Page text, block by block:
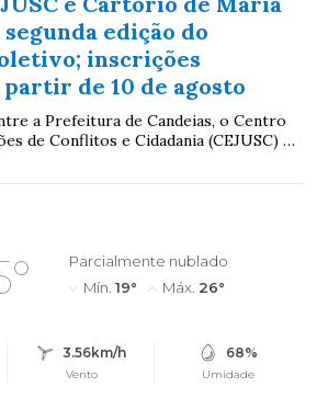
edição do
inscrições
de 10 de agosto
a Prefeitura de Candeias, o Centro
de Conflitos e Cidadania (CEJUSC) e
Parcialmente nublado
Mín. 19° Máx. 26°
3.56km/h
Vento
68%
Umidade